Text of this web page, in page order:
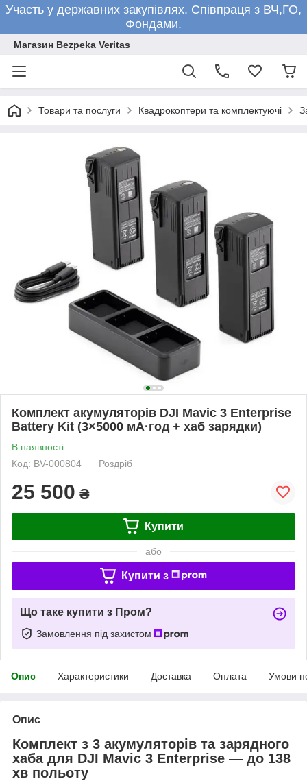
Участь у державних закупівлях. Співпраця з ВЧ,ГО,
Фондами.
Магазин Bezpeka Veritas
Товари та послуги Квадрокоптери та комплектуючі
Комплект акумуляторів DJI Mavic 3 Enterprise
Battery Kit (3×5000 мА·год + хаб зарядки)
В наявності
Код: BV-000804
Роздріб
25 500 ₴
Купити
або
Купити з
Що таке купити з Пром?
Замовлення під захистом
Опис Характеристики Доставка Оплата Умови
Опис
Комплект з 3 акумуляторів та зарядного
хаба для DJI Mavic 3 Enterprise — до 138
хв польоту